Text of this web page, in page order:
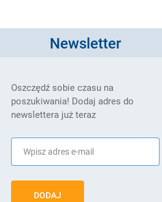
Newsletter
Oszczędź sobie czasu na
poszukiwania! Dodaj adres do
newslettera już teraz
DODAJ